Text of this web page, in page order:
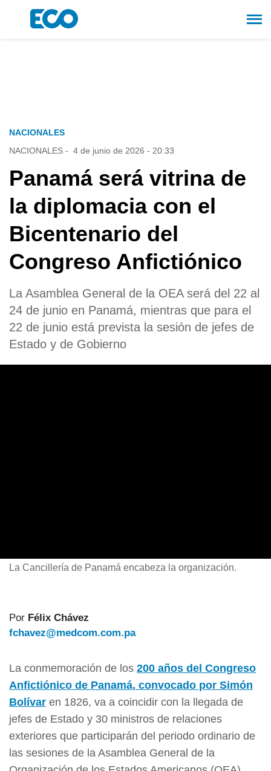
NACIONALES
NACIONALES - 4 de junio de 2026 - 20:33
Panamá será vitrina de
la diplomacia con el
Bicentenario del
Congreso Anfictiónico
La Asamblea General de la OEA será del 22 al
24 de junio en Panamá, mientras que para el
22 de junio está prevista la sesión de jefes de
Estado y de Gobierno
La Cancillería de Panamá encabeza la organización.
Por Félix Chávez
fchavez@medcom.com.pa
La conmemoración de los 200 años del Congreso
Anfictiónico de Panamá, convocado por Simón
Bolívar en 1826, va a coincidir con la llegada de
jefes de Estado y 30 ministros de relaciones
exteriores que participarán del periodo ordinario de
las sesiones de la Asamblea General de la